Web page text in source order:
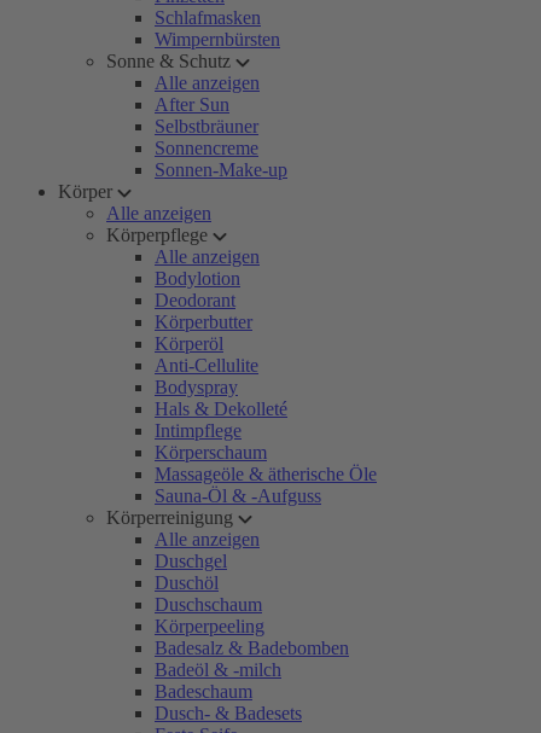
Schlafmasken
Wimpernbürsten
Sonne & Schutz
Alle anzeigen
After Sun
Selbstbräuner
Sonnencreme
Sonnen-Make-up
Körper
Alle anzeigen
Körperpflege
Alle anzeigen
Bodylotion
Deodorant
Körperbutter
Körperöl
Anti-Cellulite
Bodyspray
Hals & Dekolleté
Intimpflege
Körperschaum
Massageöle & ätherische Öle
Sauna-Öl & -Aufguss
Körperreinigung
Alle anzeigen
Duschgel
Duschöl
Duschschaum
Körperpeeling
Badesalz & Badebomben
Badeöl & -milch
Badeschaum
Dusch- & Badesets